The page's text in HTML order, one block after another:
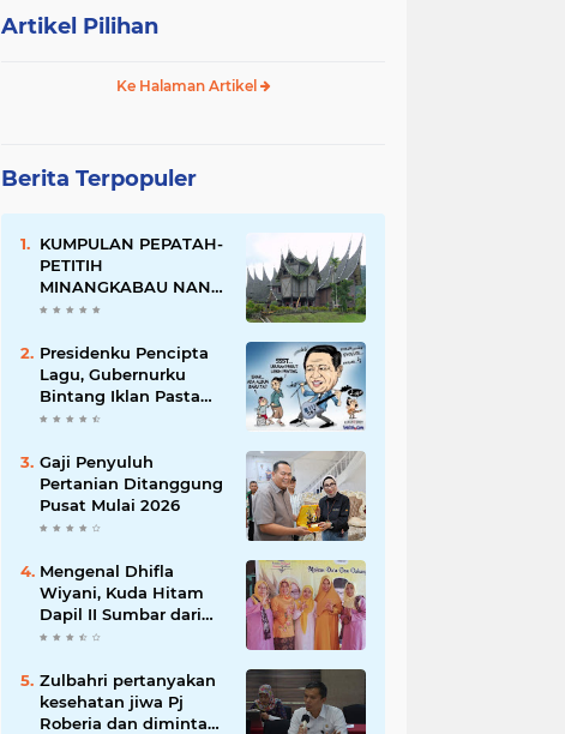
Artikel Pilihan
Ke Halaman Artikel
Berita Terpopuler
KUMPULAN PEPATAH-
PETITIH
MINANGKABAU NAN
ELOK
Presidenku Pencipta
Lagu, Gubernurku
Bintang Iklan Pasta
Gigi
Gaji Penyuluh
Pertanian Ditanggung
Pusat Mulai 2026
Mengenal Dhifla
Wiyani, Kuda Hitam
Dapil II Sumbar dari
Golkar
Zulbahri pertanyakan
kesehatan jiwa Pj
Roberia dan diminta